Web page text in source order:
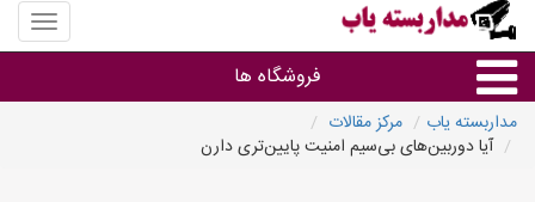
منوی
سایت
یاب
فروشگاه ها
براساس مشخصات ظاهری
مداربسته یاب
مرکز مقالات
آیا دوربین‌های بی‌سیم امنیت پایین‌تری دارن